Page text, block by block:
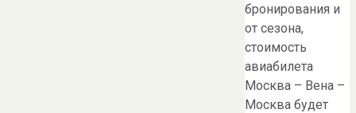
бронирования и
от сезона,
стоимость
авиабилета
Москва – Вена –
Москва будет